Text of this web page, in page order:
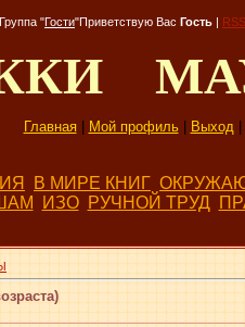
Группа "Гости"Приветствую Вас Гость | RSS
Главная| Мой профиль| Выход|
В МИРЕ КНИГ
ИЗО РУЧНОЙ ТРУД